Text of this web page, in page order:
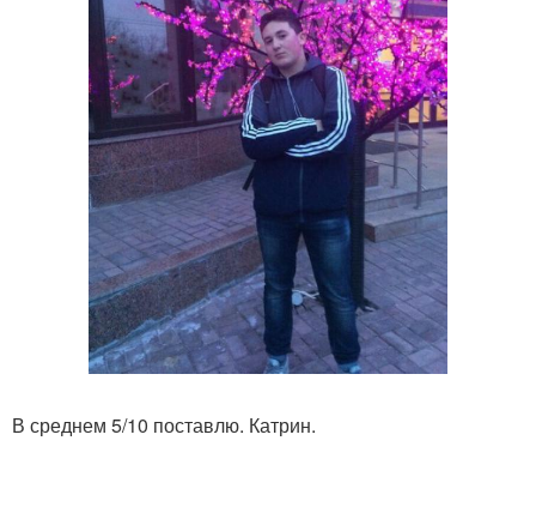
В среднем 5/10 поставлю. Катрин.